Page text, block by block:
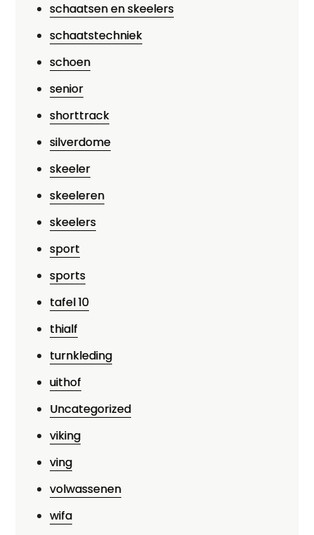
schaatsen en skeelers
schaatstechniek
schoen
senior
shorttrack
silverdome
skeeler
skeeleren
skeelers
sport
sports
tafel 10
thialf
turnkleding
uithof
Uncategorized
viking
ving
volwassenen
wifa